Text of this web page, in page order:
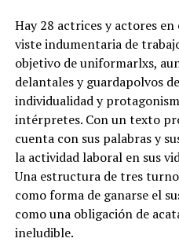
Hay 28 actrices y actores en
viste indumentaria de
objetivo de uniformarlxs,
delantales y guardapolvos
individualidad y
intérpretes. Con un texto
cuenta con sus palabras y
la actividad laboral en sus
Una estructura de tres
como forma de ganarse el
como una obligación de
ineludible.